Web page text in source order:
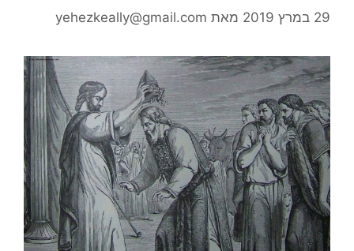
29 במרץ 2019 מאת yehezkeally@gmail.com